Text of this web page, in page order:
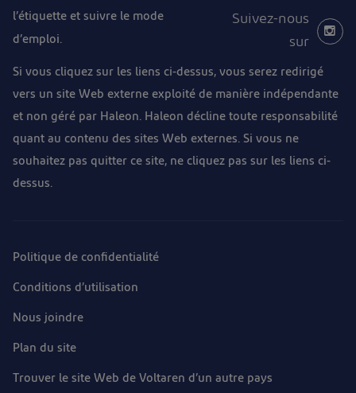
l’étiquette et suivre le mode
d’emploi.
Si vous cliquez sur les liens ci-dessus, vous serez redirigé
vers un site Web externe exploité de manière indépendante
et non géré par Haleon. Haleon décline toute responsabilité
quant au contenu des sites Web externes. Si vous ne
souhaitez pas quitter ce site, ne cliquez pas sur les liens ci-
dessus.
Politique de confidentialité
Conditions d’utilisation
Nous joindre
Plan du site
Trouver le site Web de Voltaren d’un autre pays
Suivez-nous
sur